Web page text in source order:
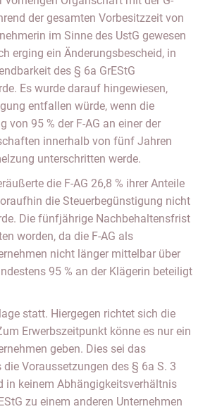
der gesamten Vorbesitzzeit von
im Sinne des UstG gewesen
erging ein Änderungsbescheid, in
des § 6a GrEStG
Es wurde darauf hingewiesen,
entfallen würde, wenn die
von 95 % der F-AG an einer der
innerhalb von fünf Jahren
unterschritten werde.
die F-AG 26,8 % ihrer Anteile
die Steuerbegünstigung nicht
Die fünfjährige Nachbehaltensfrist
worden, da die F-AG als
nicht länger mittelbar über
95 % an der Klägerin beteiligt
statt. Hiergegen richtet sich die
Erwerbszeitpunkt könne es nur ein
geben. Dies sei das
die Voraussetzungen des § 6a S. 3
in keinem Abhängigkeitsverhältnis
zu einem anderen Unternehmen